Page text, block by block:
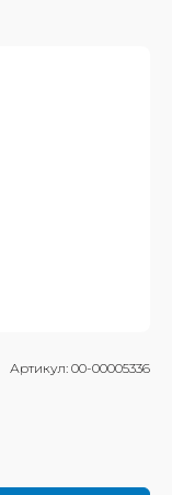
Артикул: 00-00005336